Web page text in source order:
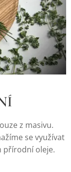
z masivu.
se využívat
přírodní oleje.